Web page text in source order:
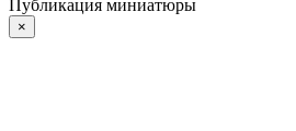
Публикация миниатюры
×